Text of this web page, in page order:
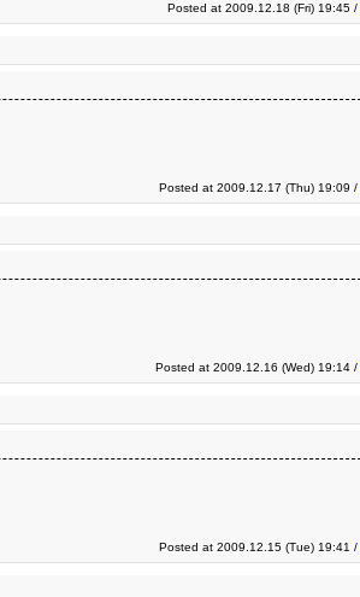
Posted at 2009.12.18 (Fri) 19:45 /
Posted at 2009.12.17 (Thu) 19:09 /
Posted at 2009.12.16 (Wed) 19:14 /
Posted at 2009.12.15 (Tue) 19:41 /